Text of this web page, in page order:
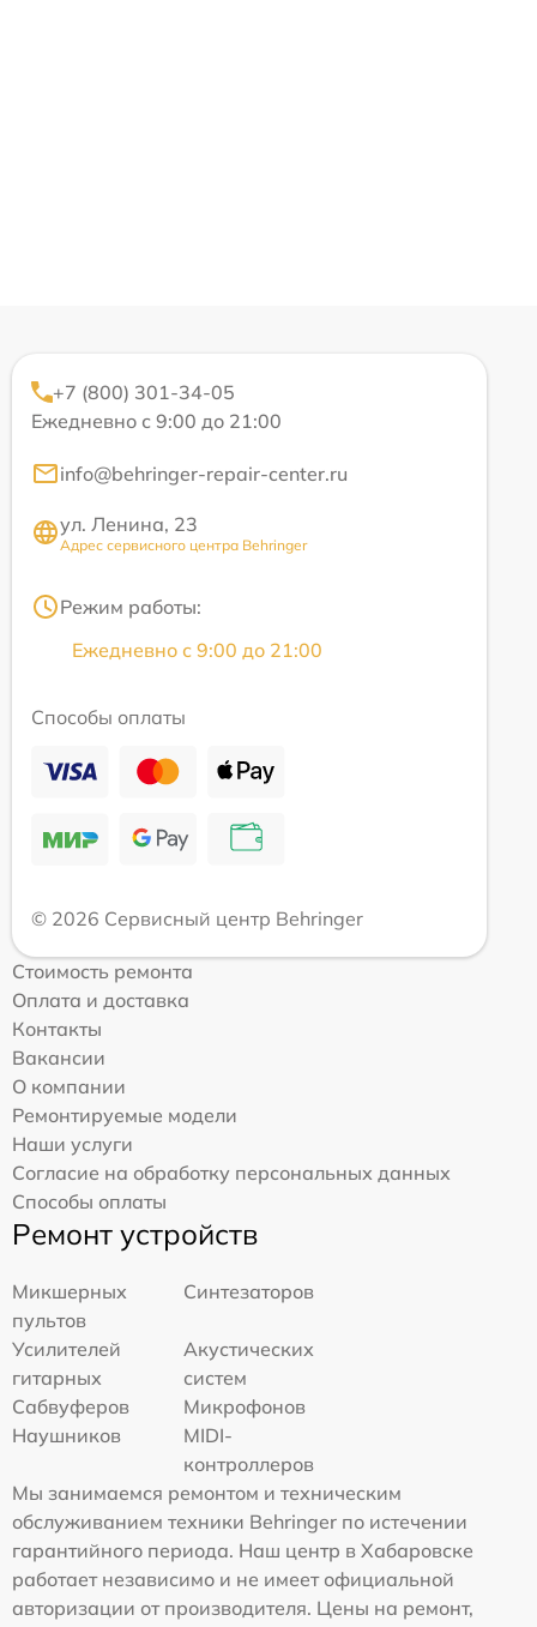
+7 (800) 301-34-05
Ежедневно с 9:00 до 21:00
info@behringer-repair-center.ru
ул. Ленина, 23
Адрес сервисного центра Behringer
Режим работы:
Ежедневно с 9:00 до 21:00
Способы оплаты
© 2026 Сервисный центр Behringer
Стоимость ремонта
Оплата и доставка
Контакты
Вакансии
О компании
Ремонтируемые модели
Наши услуги
Согласие на обработку персональных данных
Способы оплаты
Ремонт устройств
Микшерных
пультов
Синтезаторов
Усилителей
гитарных
Акустических
систем
Сабвуферов
Микрофонов
Наушников
MIDI-
контроллеров
Мы занимаемся ремонтом и техническим
обслуживанием техники Behringer по истечении
гарантийного периода. Наш центр в Хабаровске
работает независимо и не имеет официальной
авторизации от производителя. Цены на ремонт,